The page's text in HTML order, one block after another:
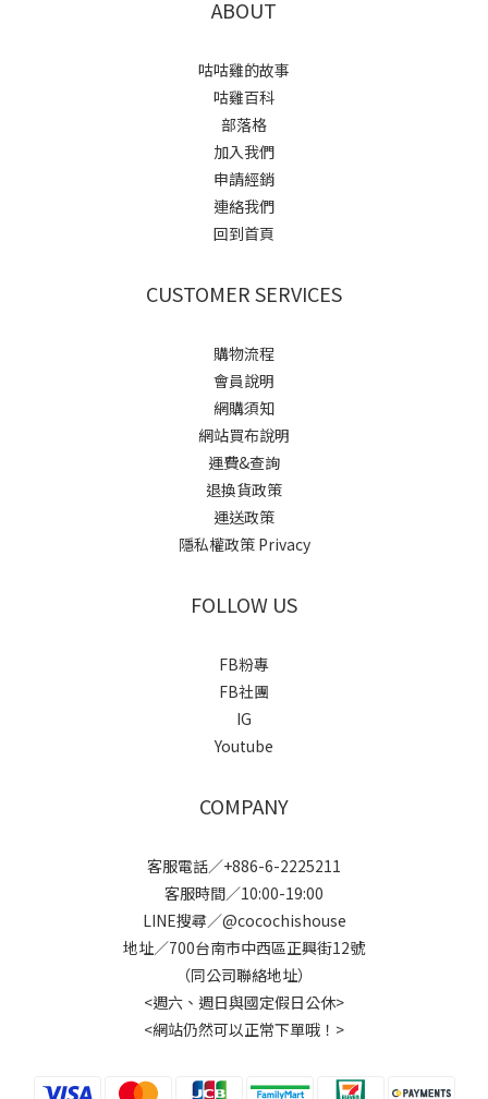
ABOUT
咕咕雞的故事
咕雞百科
部落格
加入我們
申請經銷
連絡我們
回到首頁
CUSTOMER SERVICES
購物流程
會員說明
網購須知
網站買布說明
運費&查詢
退換貨政策
運送政策
隱私權政策 Privacy
FOLLOW US
FB粉專
FB社團
IG
Youtube
COMPANY
客服電話／+886-6-2225211
客服時間／10:00-19:00
LINE搜尋／@cocochishouse
地址／700台南市中西區正興街12號
（同公司聯絡地址）
<週六、週日與國定假日公休>
<網站仍然可以正常下單哦！>